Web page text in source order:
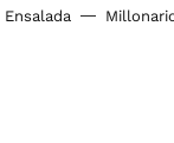
Ensalada